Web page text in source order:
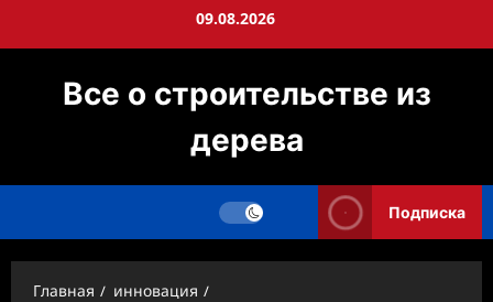
09.08.2026
Все о строительстве из
дерева
Подписка
Главная
инновация